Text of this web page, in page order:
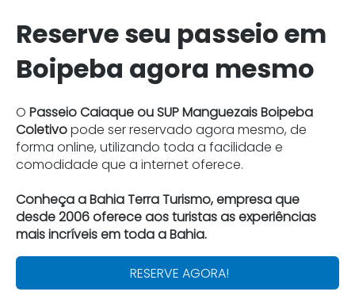
Reserve seu passeio em
Boipeba agora mesmo
O Passeio Caiaque ou SUP Manguezais Boipeba
Coletivopode ser reservado agora mesmo, de
forma online, utilizando toda a facilidade e
comodidade que a internet oferece.
Conheça a Bahia Terra Turismo, empresa que
desde 2006 oferece aos turistas as experiências
mais incríveis em toda a Bahia.
RESERVE AGORA!